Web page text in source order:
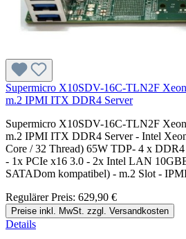
Supermicro X10SDV-16C-TLN2F
m.2 IPMI ITX DDR4 Server
Supermicro X10SDV-16C-TLN2F
m.2 IPMI ITX DDR4 Server - Intel
Core / 32 Thread) 65W TDP- 4 x
- 1x PCIe x16 3.0 - 2x Intel LAN
SATADom kompatibel) - m.2 Slot -
Regulärer Preis: 629,90 €
Preise inkl. MwSt. zzgl. Versandkosten
Details